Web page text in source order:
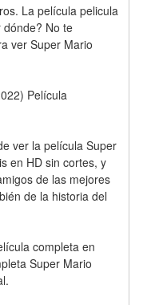
La película pelicula
No te
ver Super Mario
Película
ver la película Super
en HD sin cortes, y
de las mejores
de la historia del
completa en
Super Mario